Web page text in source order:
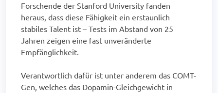
Forschende der Stanford University fanden
heraus, dass diese Fähigkeit ein erstaunlich
stabiles Talent ist – Tests im Abstand von 25
Jahren zeigen eine fast unveränderte
Empfänglichkeit.
Verantwortlich dafür ist unter anderem das COMT-
Gen, welches das Dopamin-Gleichgewicht in